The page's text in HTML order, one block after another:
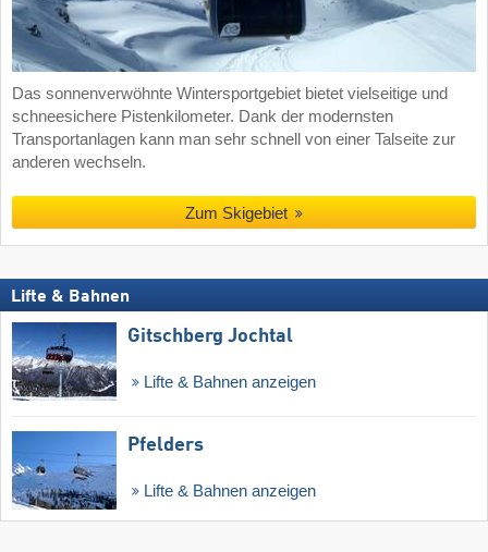
Das sonnenverwöhnte Wintersportgebiet bietet vielseitige und
schneesichere Pistenkilometer. Dank der modernsten
Transportanlagen kann man sehr schnell von einer Talseite zur
anderen wechseln.
Zum Skigebiet
Lifte & Bahnen
Gitschberg Jochtal
Lifte & Bahnen anzeigen
Pfelders
Lifte & Bahnen anzeigen